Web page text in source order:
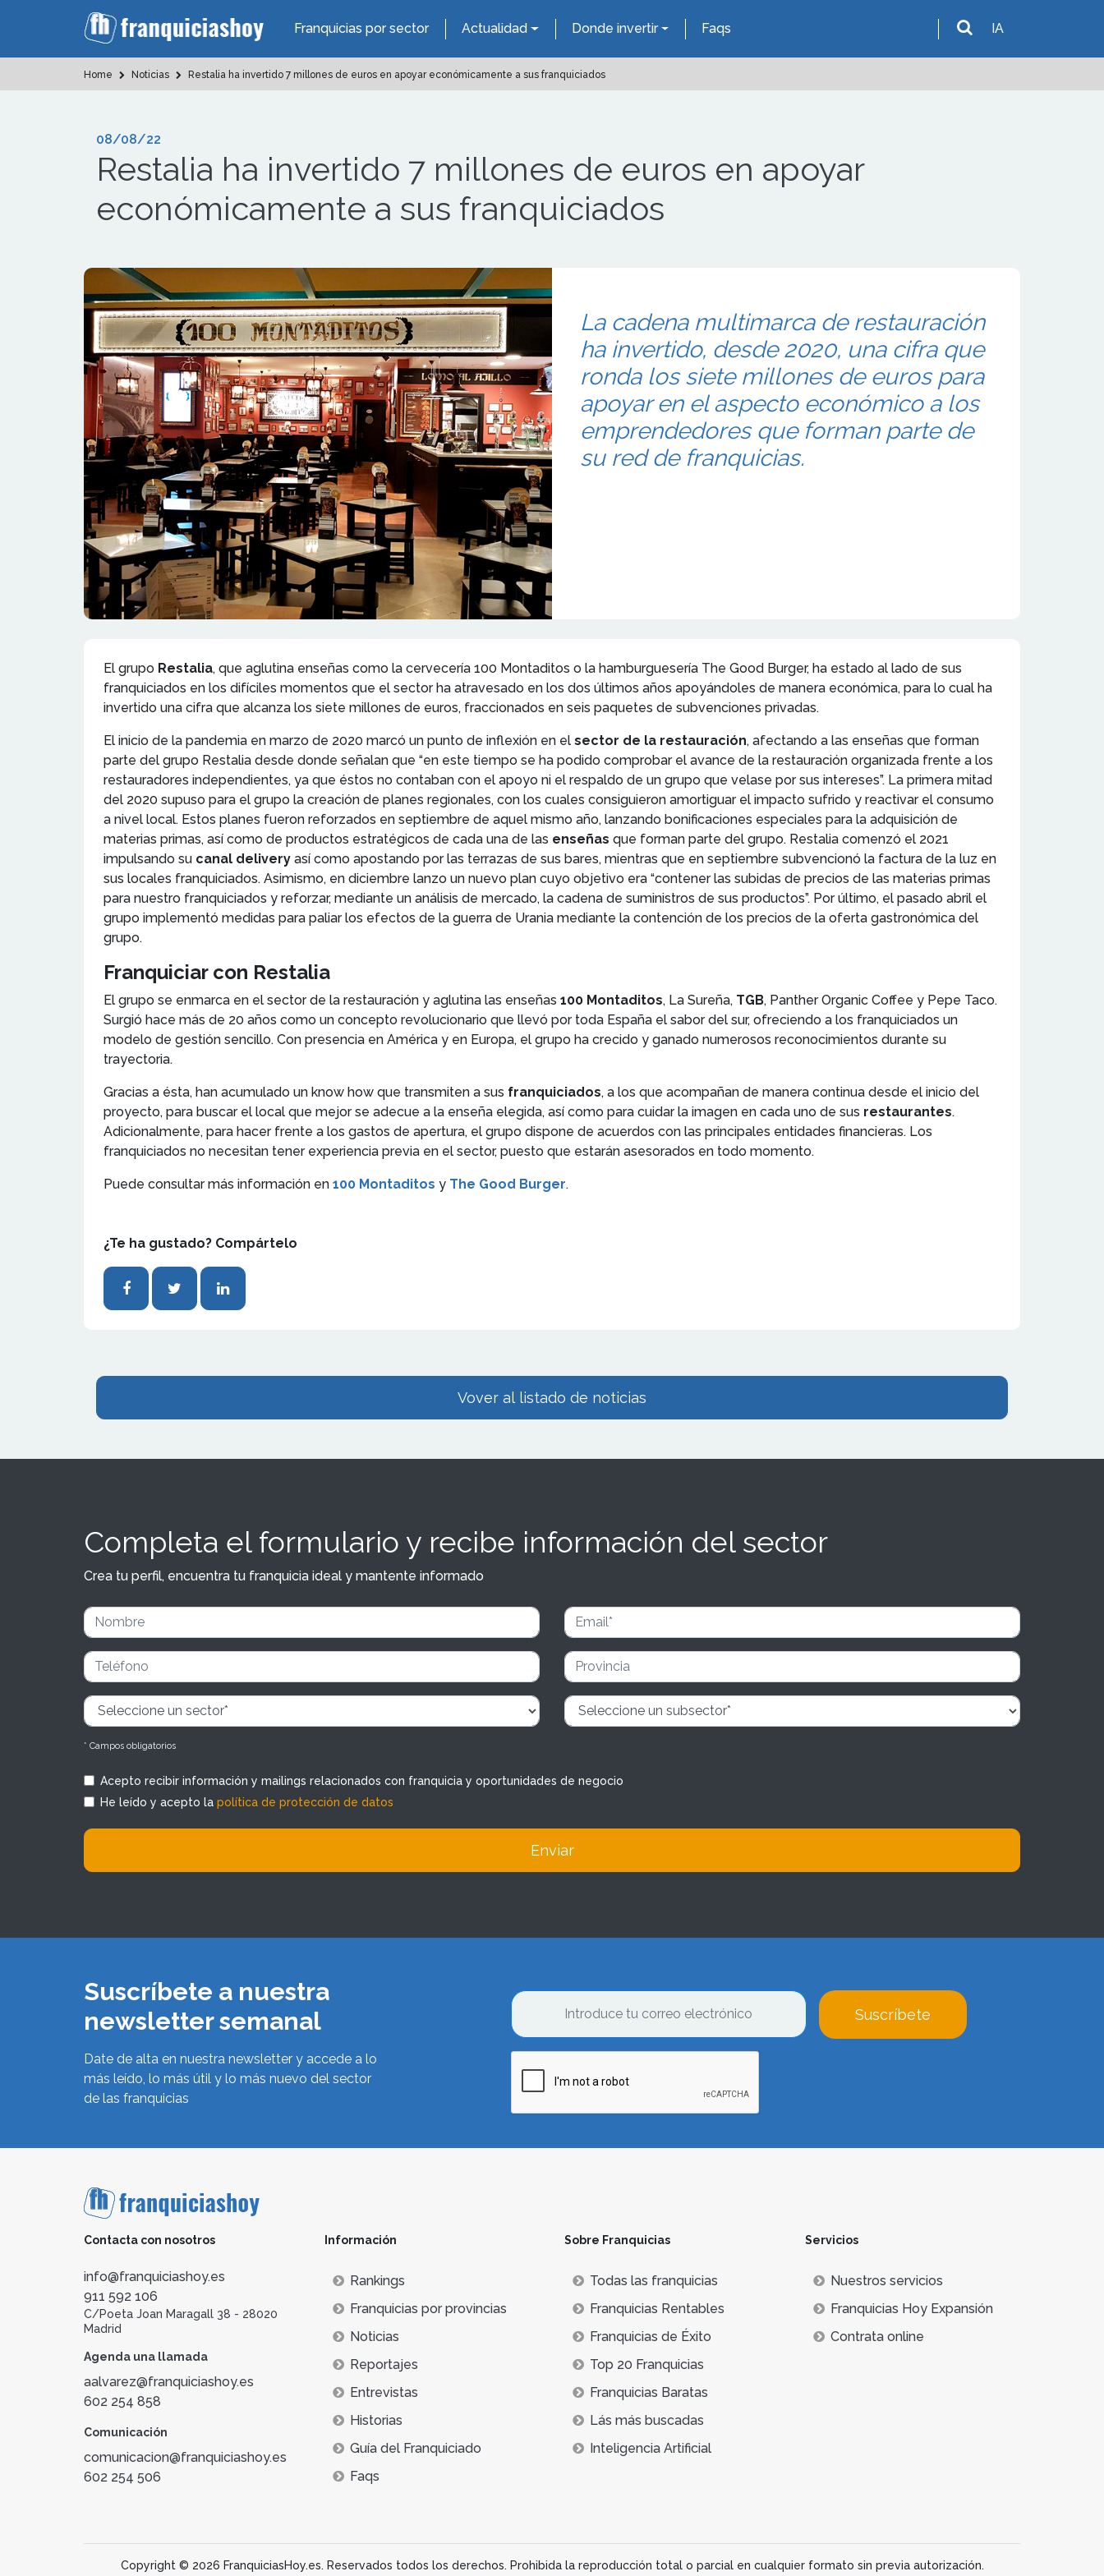
Franquicias por sector Actualidad Donde invertir Faqs IA
Home Noticias Restalia ha invertido 7 millones de euros en apoyar económicamente a sus franquiciados
08/08/22
Restalia ha invertido 7 millones de euros en apoyar
económicamente a sus franquiciados
La cadena multimarca de restauración
ha invertido, desde 2020, una cifra que
ronda los siete millones de euros para
apoyar en el aspecto económico a los
emprendedores que forman parte de
su red de franquicias.
El grupo Restalia, que aglutina enseñas como la cervecería 100 Montaditos o la hamburguesería The Good Burger, ha estado al lado de sus
franquiciados en los difíciles momentos que el sector ha atravesado en los dos últimos años apoyándoles de manera económica, para lo cual ha
invertido una cifra que alcanza los siete millones de euros, fraccionados en seis paquetes de subvenciones privadas.
El inicio de la pandemia en marzo de 2020 marcó un punto de inflexión en el sector de la restauración, afectando a las enseñas que forman
parte del grupo Restalia desde donde señalan que “en este tiempo se ha podido comprobar el avance de la restauración organizada frente a los
restauradores independientes, ya que éstos no contaban con el apoyo ni el respaldo de un grupo que velase por sus intereses”. La primera mitad
del 2020 supuso para el grupo la creación de planes regionales, con los cuales consiguieron amortiguar el impacto sufrido y reactivar el consumo
a nivel local. Estos planes fueron reforzados en septiembre de aquel mismo año, lanzando bonificaciones especiales para la adquisición de
materias primas, así como de productos estratégicos de cada una de las enseñas que forman parte del grupo. Restalia comenzó el 2021
impulsando su canal delivery así como apostando por las terrazas de sus bares, mientras que en septiembre subvencionó la factura de la luz en
sus locales franquiciados. Asimismo, en diciembre lanzo un nuevo plan cuyo objetivo era “contener las subidas de precios de las materias primas
para nuestro franquiciados y reforzar, mediante un análisis de mercado, la cadena de suministros de sus productos”. Por último, el pasado abril el
grupo implementó medidas para paliar los efectos de la guerra de Urania mediante la contención de los precios de la oferta gastronómica del
grupo.
Franquiciar con Restalia
El grupo se enmarca en el sector de la restauración y aglutina las enseñas 100 Montaditos, La Sureña, TGB, Panther Organic Coffee y Pepe Taco.
Surgió hace más de 20 años como un concepto revolucionario que llevó por toda España el sabor del sur, ofreciendo a los franquiciados un
modelo de gestión sencillo. Con presencia en América y en Europa, el grupo ha crecido y ganado numerosos reconocimientos durante su
trayectoria.
Gracias a ésta, han acumulado un know how que transmiten a sus franquiciados, a los que acompañan de manera continua desde el inicio del
proyecto, para buscar el local que mejor se adecue a la enseña elegida, así como para cuidar la imagen en cada uno de sus restaurantes.
Adicionalmente, para hacer frente a los gastos de apertura, el grupo dispone de acuerdos con las principales entidades financieras. Los
franquiciados no necesitan tener experiencia previa en el sector, puesto que estarán asesorados en todo momento.
Puede consultar más información en 100 Montaditos y The Good Burger.
¿Te ha gustado? Compártelo
Vover al listado de noticias
Completa el formulario y recibe información del sector
Crea tu perfil, encuentra tu franquicia ideal y mantente informado
* Campos obligatorios
Acepto recibir información y mailings relacionados con franquicia y oportunidades de negocio
He leído y acepto la política de protección de datos
Enviar
Suscríbete a nuestra
newsletter semanal
Date de alta en nuestra newsletter y accede a lo
más leído, lo más útil y lo más nuevo del sector
de las franquicias
Suscríbete
Contacta con nosotros
info@franquiciashoy.es
911 592 106
C/Poeta Joan Maragall 38 - 28020
Madrid
Agenda una llamada
aalvarez@franquiciashoy.es
602 254 858
Comunicación
comunicacion@franquiciashoy.es
602 254 506
Información
Rankings
Franquicias por provincias
Noticias
Reportajes
Entrevistas
Historias
Guía del Franquiciado
Faqs
Sobre Franquicias
Todas las franquicias
Franquicias Rentables
Franquicias de Éxito
Top 20 Franquicias
Franquicias Baratas
Lás más buscadas
Inteligencia Artificial
Servicios
Nuestros servicios
Franquicias Hoy Expansión
Contrata online
Copyright © 2026 FranquiciasHoy.es. Reservados todos los derechos. Prohibida la reproducción total o parcial en cualquier formato sin previa autorización.